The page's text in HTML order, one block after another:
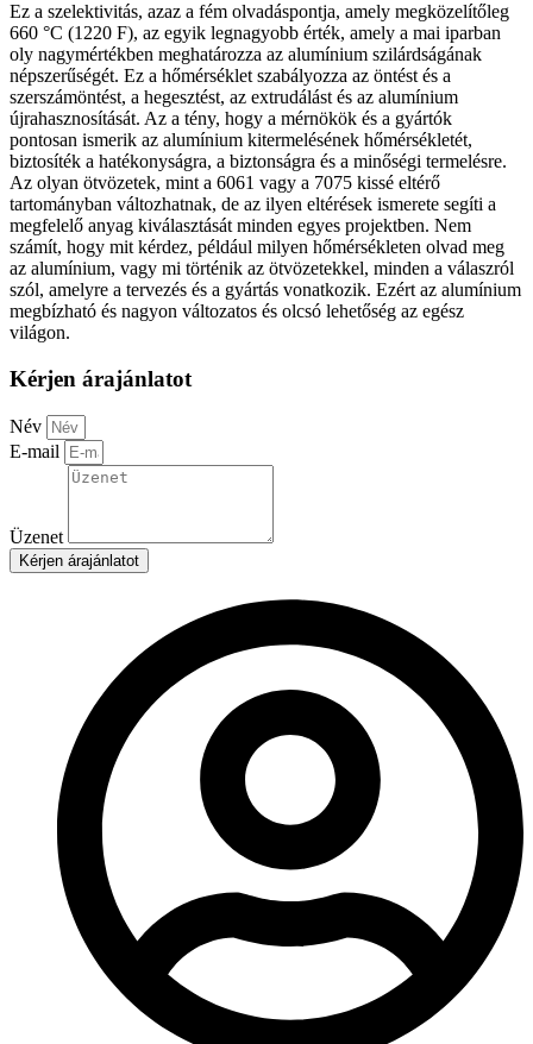
Ez a szelektivitás, azaz a fém olvadáspontja, amely megközelítőleg
660 °C (1220 F), az egyik legnagyobb érték, amely a mai iparban
oly nagymértékben meghatározza az alumínium szilárdságának
népszerűségét. Ez a hőmérséklet szabályozza az öntést és a
szerszámöntést, a hegesztést, az extrudálást és az alumínium
újrahasznosítását. Az a tény, hogy a mérnökök és a gyártók
pontosan ismerik az alumínium kitermelésének hőmérsékletét,
biztosíték a hatékonyságra, a biztonságra és a minőségi termelésre.
Az olyan ötvözetek, mint a 6061 vagy a 7075 kissé eltérő
tartományban változhatnak, de az ilyen eltérések ismerete segíti a
megfelelő anyag kiválasztását minden egyes projektben. Nem
számít, hogy mit kérdez, például milyen hőmérsékleten olvad meg
az alumínium, vagy mi történik az ötvözetekkel, minden a válaszról
szól, amelyre a tervezés és a gyártás vonatkozik. Ezért az alumínium
megbízható és nagyon változatos és olcsó lehetőség az egész
világon.
Kérjen árajánlatot
Név
E-mail
Üzenet
Kérjen árajánlatot